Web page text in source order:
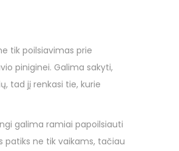
tik poilsiavimas prie
piniginei. Galima sakyti,
tad jį renkasi tie, kurie
galima ramiai papoilsiauti
patiks ne tik vaikams, tačiau